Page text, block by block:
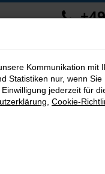
+49
Kommunikation mit
Statistiken nur, wenn Sie
jederzeit für
Cookie-